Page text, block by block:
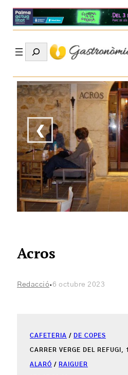
Search
❮
Acros
Redacció· 6 octubre 2023
CAFETERIA / DE COPES
CARRER VERGE DEL REFUGI, 1
ALARÓ / RAIGUER